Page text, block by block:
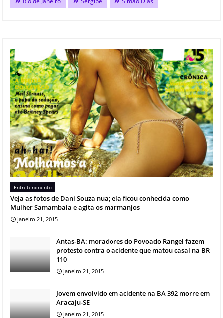
Entretenimento
Veja as fotos de Dani Souza nua; ela ficou conhecida como
Mulher Samambaia e agita os marmanjos
janeiro 21, 2015
Antas-BA: moradores do Povoado Rangel fazem
protesto contra o acidente que matou casal na BR
110
janeiro 21, 2015
Jovem envolvido em acidente na BA 392 morre em
Aracaju-SE
janeiro 21, 2015